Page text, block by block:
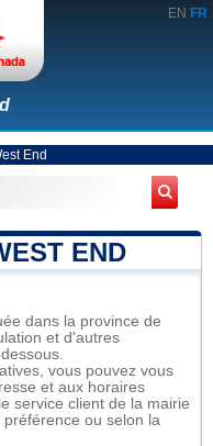
EN FR
End
END
dans la province de
et d'autres
vous pouvez vous
et aux horaires
service client de la mairie
ou selon la